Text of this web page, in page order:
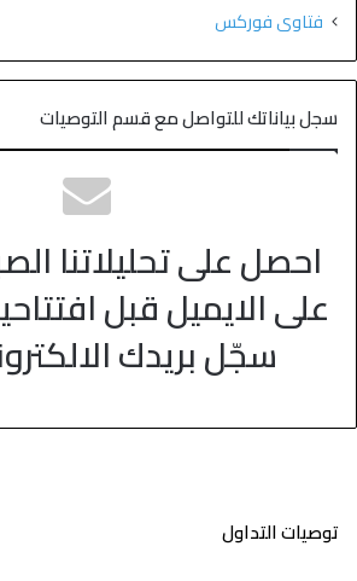
فتاوى فوركس
سجل بياناتك للتواصل مع قسم التوصيات
احصل على تحليلاتنا
على الايميل قبل
سجّل بريدك
توصيات التداول